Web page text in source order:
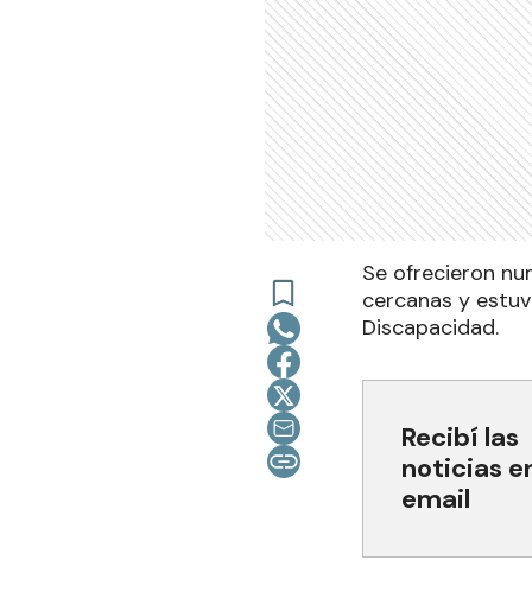
Se ofrecieron
cercanas y
Discapacidad.
Recibí las
noticias
email